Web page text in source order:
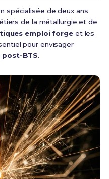
spécialisée de deux ans
de la métallurgie et de
emploi forgeet les
pour envisager
post-BTS.